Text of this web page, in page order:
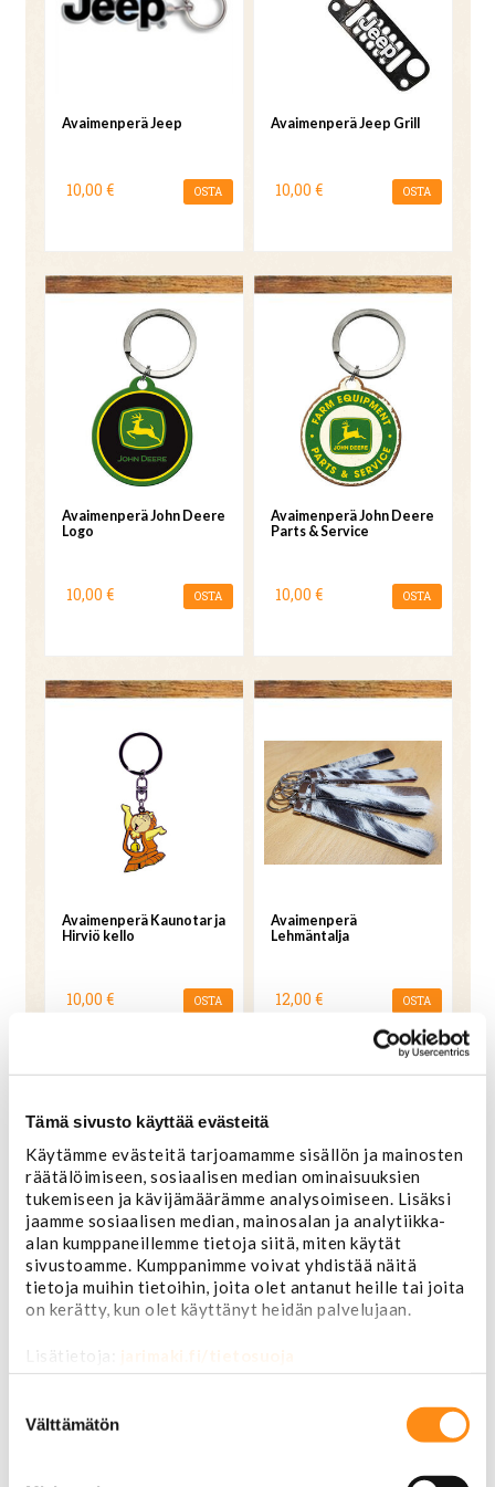
Tämä sivusto käyttää evästeitä
Käytämme evästeitä tarjoamamme sisällön ja mainosten
räätälöimiseen, sosiaalisen median ominaisuuksien
tukemiseen ja kävijämäärämme analysoimiseen. Lisäksi
jaamme sosiaalisen median, mainosalan ja analytiikka-
alan kumppaneillemme tietoja siitä, miten käytät
sivustoamme. Kumppanimme voivat yhdistää näitä
tietoja muihin tietoihin, joita olet antanut heille tai joita
on kerätty, kun olet käyttänyt heidän palvelujaan.
Lisätietoja: jarimaki.fi/tietosuoja
valinta
Välttämätön
Avaimenperä Jeep
10,00 € OSTA
Avaimenperä Jeep Grill
10,00 € OSTA
Avaimenperä John Deere
Logo
10,00 € OSTA
Avaimenperä John Deere
Parts & Service
10,00 € OSTA
Avaimenperä Kaunotar ja
Hirviö kello
10,00 € OSTA
Avaimenperä
Lehmäntalja
12,00 € OSTA
OSTA